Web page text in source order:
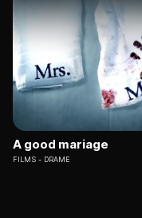
A good mariage
FILMS DRAME